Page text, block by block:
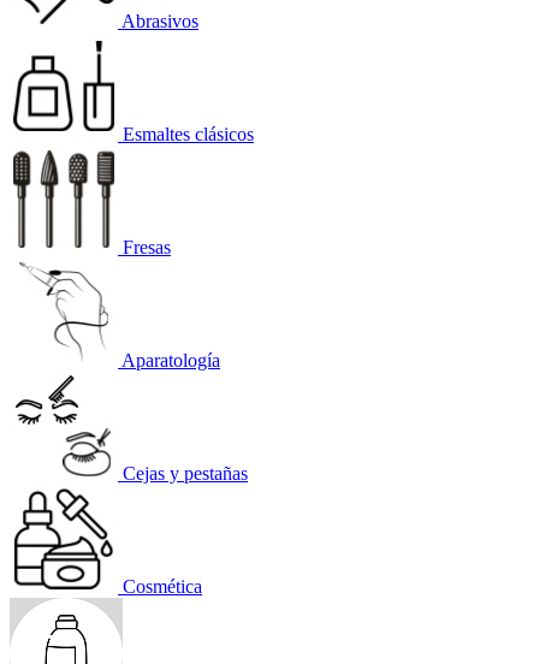
Abrasivos
Esmaltes clásicos
Fresas
Aparatología
Cejas y pestañas
Cosmética